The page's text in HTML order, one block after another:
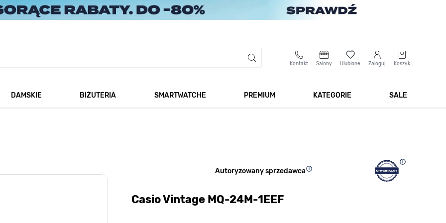
Kontakt Salony Ulubione Zaloguj Koszyk
DAMSKIE
BIŻUTERIA
SMARTWATCHE
PREMIUM
KATEGORIE
SALE
Autoryzowany sprzedawca
Casio Vintage MQ-24M-1EEF